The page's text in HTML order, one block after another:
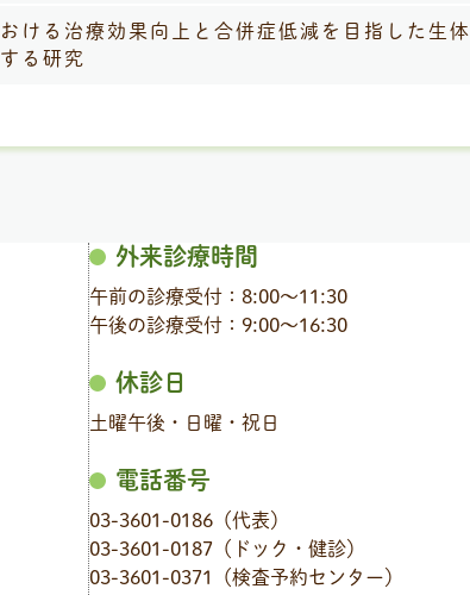
ける治療効果向上と合併症低減を目指した生体
る研究
外来診療時間
午前の診療受付：8:00〜11:30
午後の診療受付：9:00〜16:30
休診日
土曜午後・日曜・祝日
電話番号
03-3601-0186（代表）
03-3601-0187（ドック・健診）
03-3601-0371（検査予約センター）